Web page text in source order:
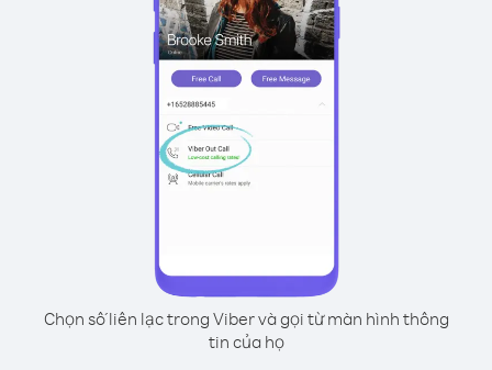
Chọn số liên lạc trong Viber và gọi từ màn hình thông
tin của họ